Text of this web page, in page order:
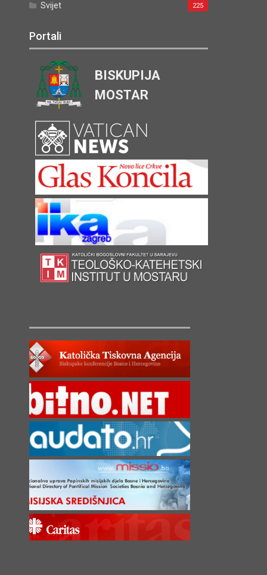
Svijet 225
Portali
BISKUPIJA
MOSTAR